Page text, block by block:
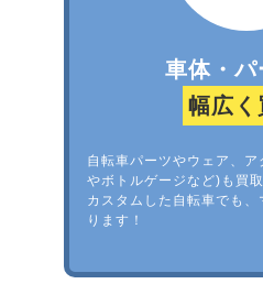
車体・パ
幅広く
自転車パーツやウェア、ア
やボトルゲージなど)も買取
カスタムした自転車でも
ります！